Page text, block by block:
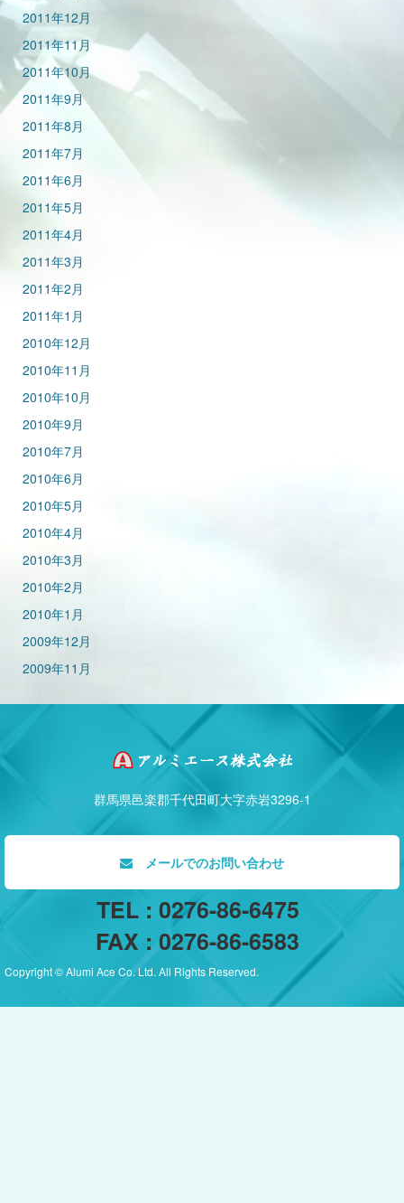
2011年12月
2011年11月
2011年10月
2011年9月
2011年8月
2011年7月
2011年6月
2011年5月
2011年4月
2011年3月
2011年2月
2011年1月
2010年12月
2010年11月
2010年10月
2010年9月
2010年7月
2010年6月
2010年5月
2010年4月
2010年3月
2010年2月
2010年1月
2009年12月
2009年11月
群馬県邑楽郡千代田町大字赤岩3296-1
メールでのお問い合わせ
TEL : 0276-86-6475
FAX : 0276-86-6583
Copyright © Alumi Ace Co. Ltd. All Rights Reserved.